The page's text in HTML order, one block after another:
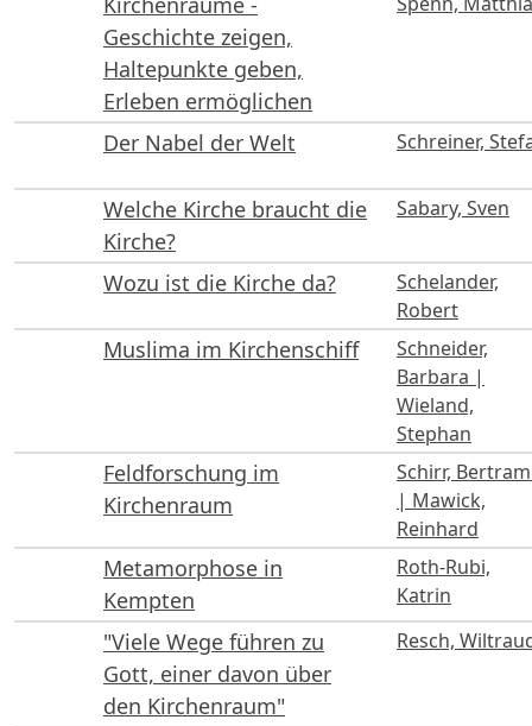
Geschichte zeigen,
Haltepunkte geben,
Erleben ermöglichen
Der Nabel der Welt Schreiner,
Welche Kirche braucht die
Kirche?
Sabary, Sven
Wozu ist die Kirche da?
Schelander,
Robert
Muslima im Kirchenschiff
Schneider,
Barbara |
Wieland,
Stephan
Feldforschung im
Kirchenraum
Schirr, Bertram
| Mawick,
Reinhard
Metamorphose in
Kempten
Roth-Rubi,
Katrin
"Viele Wege führen zu
Gott, einer davon über
den Kirchenraum"
Resch,